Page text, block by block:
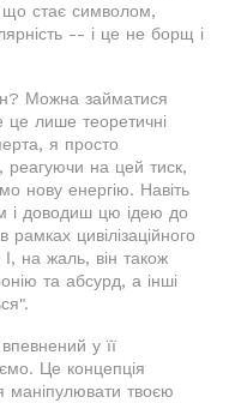
що стає символом,
-- і це не борщ і
Можна займатися
це лише теоретичні
я просто
реагуючи на цей тиск,
нову енергію. Навіть
і доводиш цю ідею до
цивілізаційного
на жаль, він також
та абсурд, а інші
у її
Це концепція
маніпулювати твоєю